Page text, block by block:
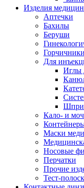
Изделия
Аптечки
Бахилы
Беруши
Горчичники
Для
Иглы
Кало- и
Маски
Носовые
Перчатки
Прочие
Тест-